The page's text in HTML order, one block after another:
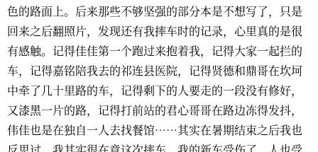
色的路面上。后来那些不够坚强的部分本是不想写了，只是
回来之后翻照片，发现还有我摔车时的记录，心里真的是很
有感触。记得佳佳第一个跑过来抱着我，记得大家一起拦的
车，记得嘉铭陪我去的祁连县医院，记得贤德和鼎哥在坎坷
中牵了几十里路的车，记得剩下的人要走的一段没有修好，
又漆黑一片的路，记得打前站的君心哥哥在路边冻得发抖，
伟佳也是在独自一人去找餐馆……其实在暑期结束之后我也